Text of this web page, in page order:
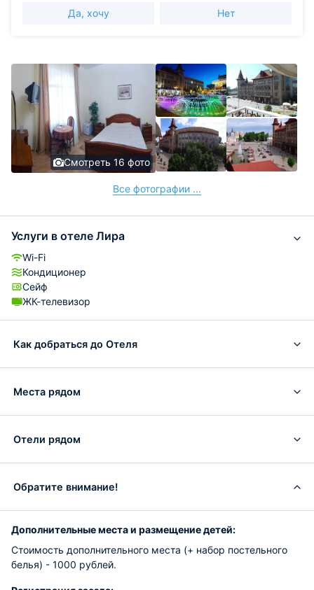
Да, хочу Нет
Смотреть 16 фото
Все фотографии ...
Услуги в отеле Лира
Wi-Fi
Кондиционер
Сейф
ЖК-телевизор
Как добраться до Отеля
Места рядом
Отели рядом
Обратите внимание!
Дополнительные места и размещение детей:
Стоимость дополнительного места (+ набор постельного
белья) - 1000 рублей.